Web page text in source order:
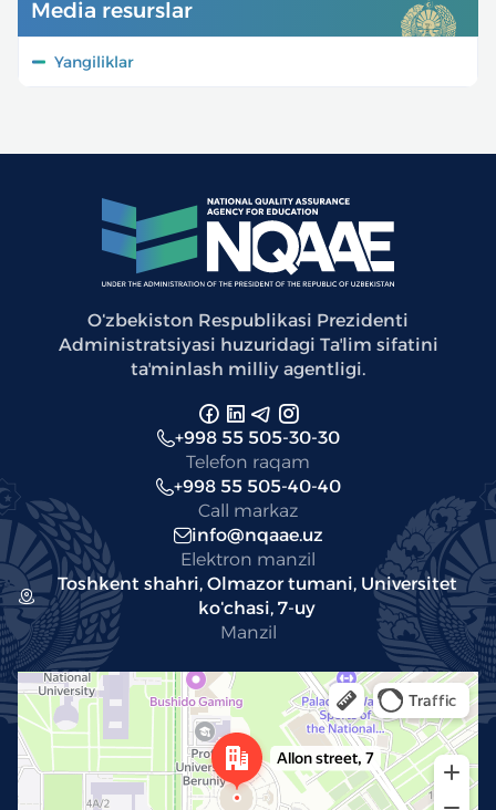
Media resurslar
Yangiliklar
Oʻzbekiston Respublikasi Prezidenti
Administratsiyasi huzuridagi Taʼlim sifatini
taʼminlash milliy agentligi.
+998 55 505-30-30
Telefon raqam
+998 55 505-40-40
Call markaz
info@nqaae.uz
Elektron manzil
Toshkent shahri, Olmazor tumani, Universitet
koʻchasi, 7-uy
Manzil